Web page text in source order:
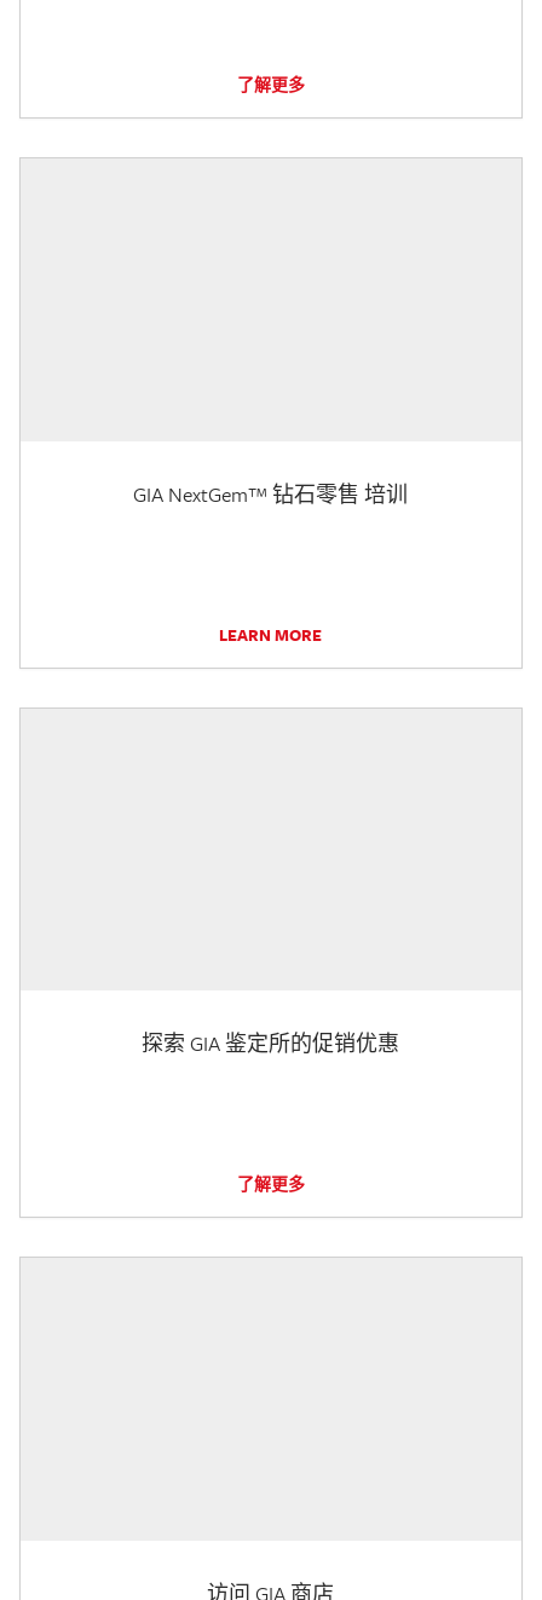
了解更多
GIA NextGem™ 钻石零售 培训
LEARN MORE
探索 GIA 鉴定所的促销优惠
了解更多
访问 GIA 商店